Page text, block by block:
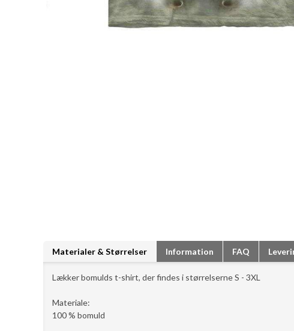
Materialer & Størrelser Information FAQ
Lækker bomulds t-shirt, der findes i størrelserne S - 3XL
Materiale:
100 % bomuld